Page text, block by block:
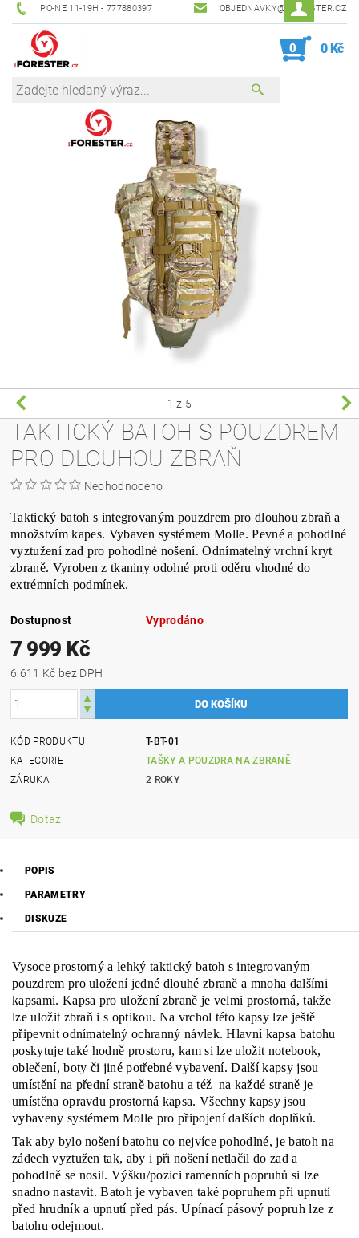
PO-NE 11-19H - 777880397 OBJEDNAVKY@IFORESTER.CZ
0 0 Kč
1 z 5
TAKTICKÝ BATOH S POUZDREM
PRO DLOUHOU ZBRAŇ
Neohodnoceno
Taktický batoh s integrovaným pouzdrem pro dlouhou zbraň a
množstvím kapes. Vybaven systémem Molle. Pevné a pohodlné
vyztužení zad pro pohodlné nošení. Odnímatelný vrchní kryt
zbraně. Vyroben z tkaniny odolné proti oděru vhodné do
extrémních podmínek.
Dostupnost Vyprodáno
7 999 Kč
6 611 Kč bez DPH
KÓD PRODUKTU
T-BT-01
KATEGORIE
TAŠKY A POUZDRA NA ZBRANĚ
ZÁRUKA
2 ROKY
Dotaz
POPIS
PARAMETRY
DISKUZE
Vysoce prostorný a lehký taktický batoh s integrovaným
pouzdrem pro uložení jedné dlouhé zbraně a mnoha dalšími
kapsami. Kapsa pro uložení zbraně je velmi prostorná, takže
lze uložit zbraň i s optikou. Na vrchol této kapsy lze ještě
připevnit odnímatelný ochranný návlek. Hlavní kapsa batohu
poskytuje také hodně prostoru, kam si lze uložit notebook,
oblečení, boty či jiné potřebné vybavení. Další kapsy jsou
umístění na přední straně batohu a též na každé straně je
umístěna opravdu prostorná kapsa. Všechny kapsy jsou
vybaveny systémem Molle pro připojení dalších doplňků.
Tak aby bylo nošení batohu co nejvíce pohodlné, je batoh na
zádech vyztužen tak, aby i při nošení netlačil do zad a
pohodlně se nosil. Výšku/pozici ramenních popruhů si lze
snadno nastavit. Batoh je vybaven také popruhem při upnutí
před hrudník a upnutí před pás. Upínací pásový popruh lze z
batohu odejmout.